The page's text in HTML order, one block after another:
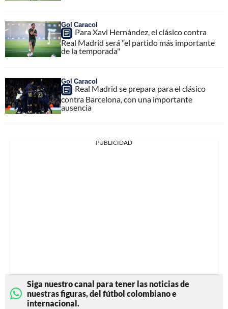
Gol Caracol
Para Xavi Hernández, el clásico contra
Real Madrid será "el partido más importante
de la temporada"
Gol Caracol
Real Madrid se prepara para el clásico
contra Barcelona, con una importante
ausencia
PUBLICIDAD
Siga nuestro canal para tener las noticias de
nuestras figuras, del fútbol colombiano e
internacional.